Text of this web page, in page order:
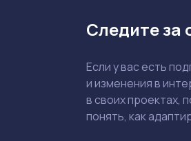
Следите за
Если у вас есть
и изменения в
в своих проектах,
понять, как